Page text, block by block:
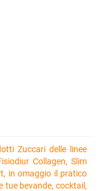
Zuccari delle linee
Collagen, Slim
in omaggio il pratico
tue bevande, cocktail,